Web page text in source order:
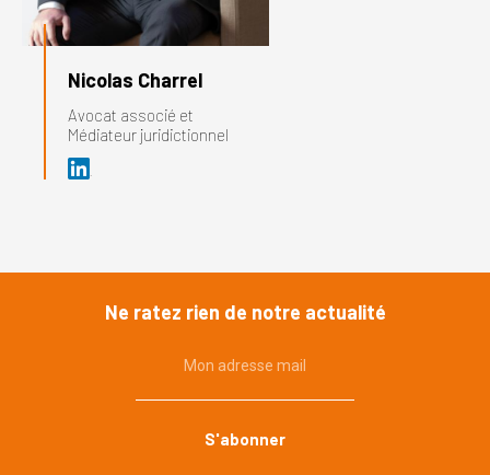
Nicolas Charrel
Avocat associé et
Médiateur juridictionnel
Ne ratez rien de notre actualité
Mon adresse mail